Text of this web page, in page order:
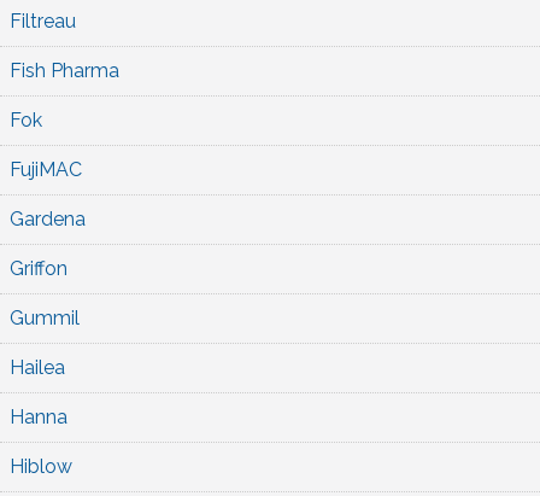
Filtreau
Fish Pharma
Fok
FujiMAC
Gardena
Griffon
Gummil
Hailea
Hanna
Hiblow